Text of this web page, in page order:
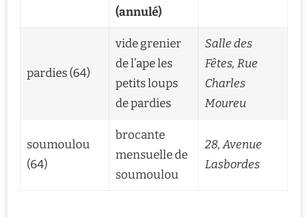
(annulé)
pardies (64)
vide grenier
de l’ape les
petits loups
de pardies
Salle des
Fêtes, Rue
Charles
Moureu
soumoulou
(64)
brocante
mensuelle de
soumoulou
28, Avenue
Lasbordes